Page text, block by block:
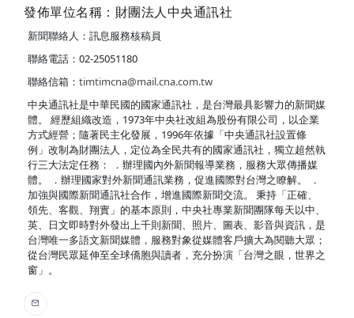
發佈單位名稱：財團法人中央通訊社
新聞聯絡人：訊息服務核稿員
聯絡電話：02-25051180
聯絡信箱： timtimcna@mail.cna.com.tw
中央通訊社是中華民國的國家通訊社，是台灣最具影響力的新聞媒
體。 經歷組織改造，1973年中央社改組為股份有限公司，以企業
方式經營；隨著民主化發展，1996年依據「中央通訊社設置條
例」改制為財團法人，定位為全民共有的國家通訊社，獨立超然執
行三大法定任務： ．辦理國內外新聞報導業務，服務大眾傳播媒
體。 ．辦理國家對外新聞通訊業務，促進國際對台灣之瞭解。 ．
加強與國際新聞通訊社合作，增進國際新聞交流。 秉持「正確、
領先、客觀、翔實」的基本原則，中央社專業新聞團隊每天以中、
英、日文即時對外發出上千則新聞、照片、圖表、影音與資訊，是
台灣唯一多語文新聞媒體，服務對象從媒體客戶擴大為閱聽大眾；
從台灣民眾延伸至全球僑胞與讀者，充分扮演「台灣之眼，世界之
窗」。